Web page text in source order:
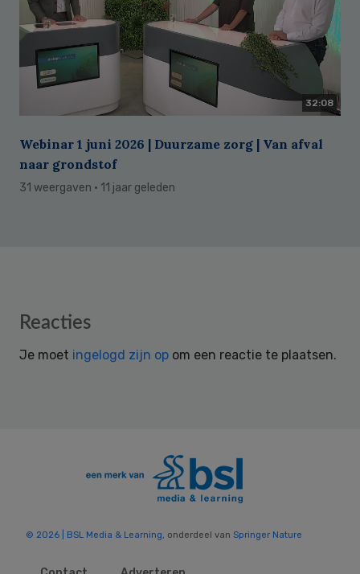
32:08
Webinar 1 juni 2026 | Duurzame zorg | Van afval
naar grondstof
31 weergaven · 11 jaar geleden
Reader
Reacties
Je moet ingelogd zijn op om een reactie te plaatsen.
© 2026 | BSL Media & Learning, onderdeel van Springer Nature